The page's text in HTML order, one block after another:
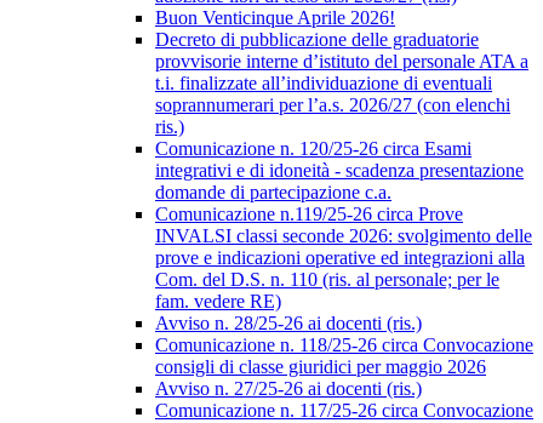
Buon Venticinque Aprile 2026!
Decreto di pubblicazione delle graduatorie
provvisorie interne d’istituto del personale ATA a
t.i. finalizzate all’individuazione di eventuali
soprannumerari per l’a.s. 2026/27 (con elenchi
ris.)
Comunicazione n. 120/25-26 circa Esami
integrativi e di idoneità - scadenza presentazione
domande di partecipazione c.a.
Comunicazione n.119/25-26 circa Prove
INVALSI classi seconde 2026: svolgimento delle
prove e indicazioni operative ed integrazioni alla
Com. del D.S. n. 110 (ris. al personale; per le
fam. vedere RE)
Avviso n. 28/25-26 ai docenti (ris.)
Comunicazione n. 118/25-26 circa Convocazione
consigli di classe giuridici per maggio 2026
Avviso n. 27/25-26 ai docenti (ris.)
Comunicazione n. 117/25-26 circa Convocazione